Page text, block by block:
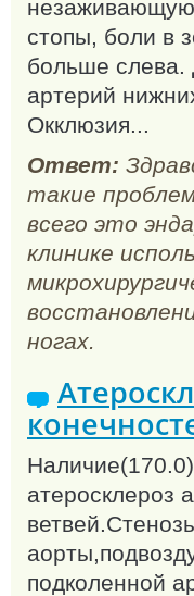
незаживающую
стопы, боли в
больше слева.
артерий
Окклюзия...
Ответ:
такие
всего это
клинике
ногах.
атеросклероз
подколенной